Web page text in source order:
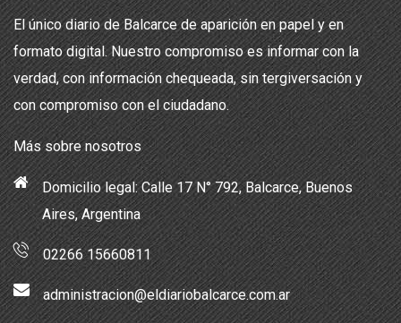
El único diario de Balcarce de aparición en papel y en
formato digital. Nuestro compromiso es informar con la
verdad, con información chequeada, sin tergiversación y
con compromiso con el ciudadano.
Más sobre nosotros
Domicilio legal: Calle 17 N° 792, Balcarce, Buenos
Aires, Argentina
02266 15660811
administracion@eldiariobalcarce.com.ar